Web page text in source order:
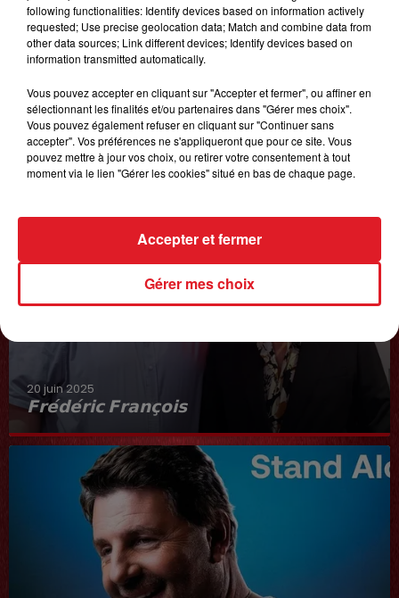
LES PODCASTS
20 juin 2025
𝗙𝗿𝗲́𝗱𝗲́𝗿𝗶𝗰 𝗙𝗿𝗮𝗻𝗰̧𝗼𝗶𝘀
Interview du 20 juin 2025
following functionalities: Identify devices based on information actively
requested; Use precise geolocation data; Match and combine data from
other data sources; Link different devices; Identify devices based on
information transmitted automatically.
Vous pouvez accepter en cliquant sur "Accepter et fermer", ou affiner en
sélectionnant les finalités et/ou partenaires dans "Gérer mes choix".
Vous pouvez également refuser en cliquant sur "Continuer sans
accepter". Vos préférences ne s'appliqueront que pour ce site. Vous
pouvez mettre à jour vos choix, ou retirer votre consentement à tout
moment via le lien "Gérer les cookies" situé en bas de chaque page.
Gérer mes choix
Accepter et fermer